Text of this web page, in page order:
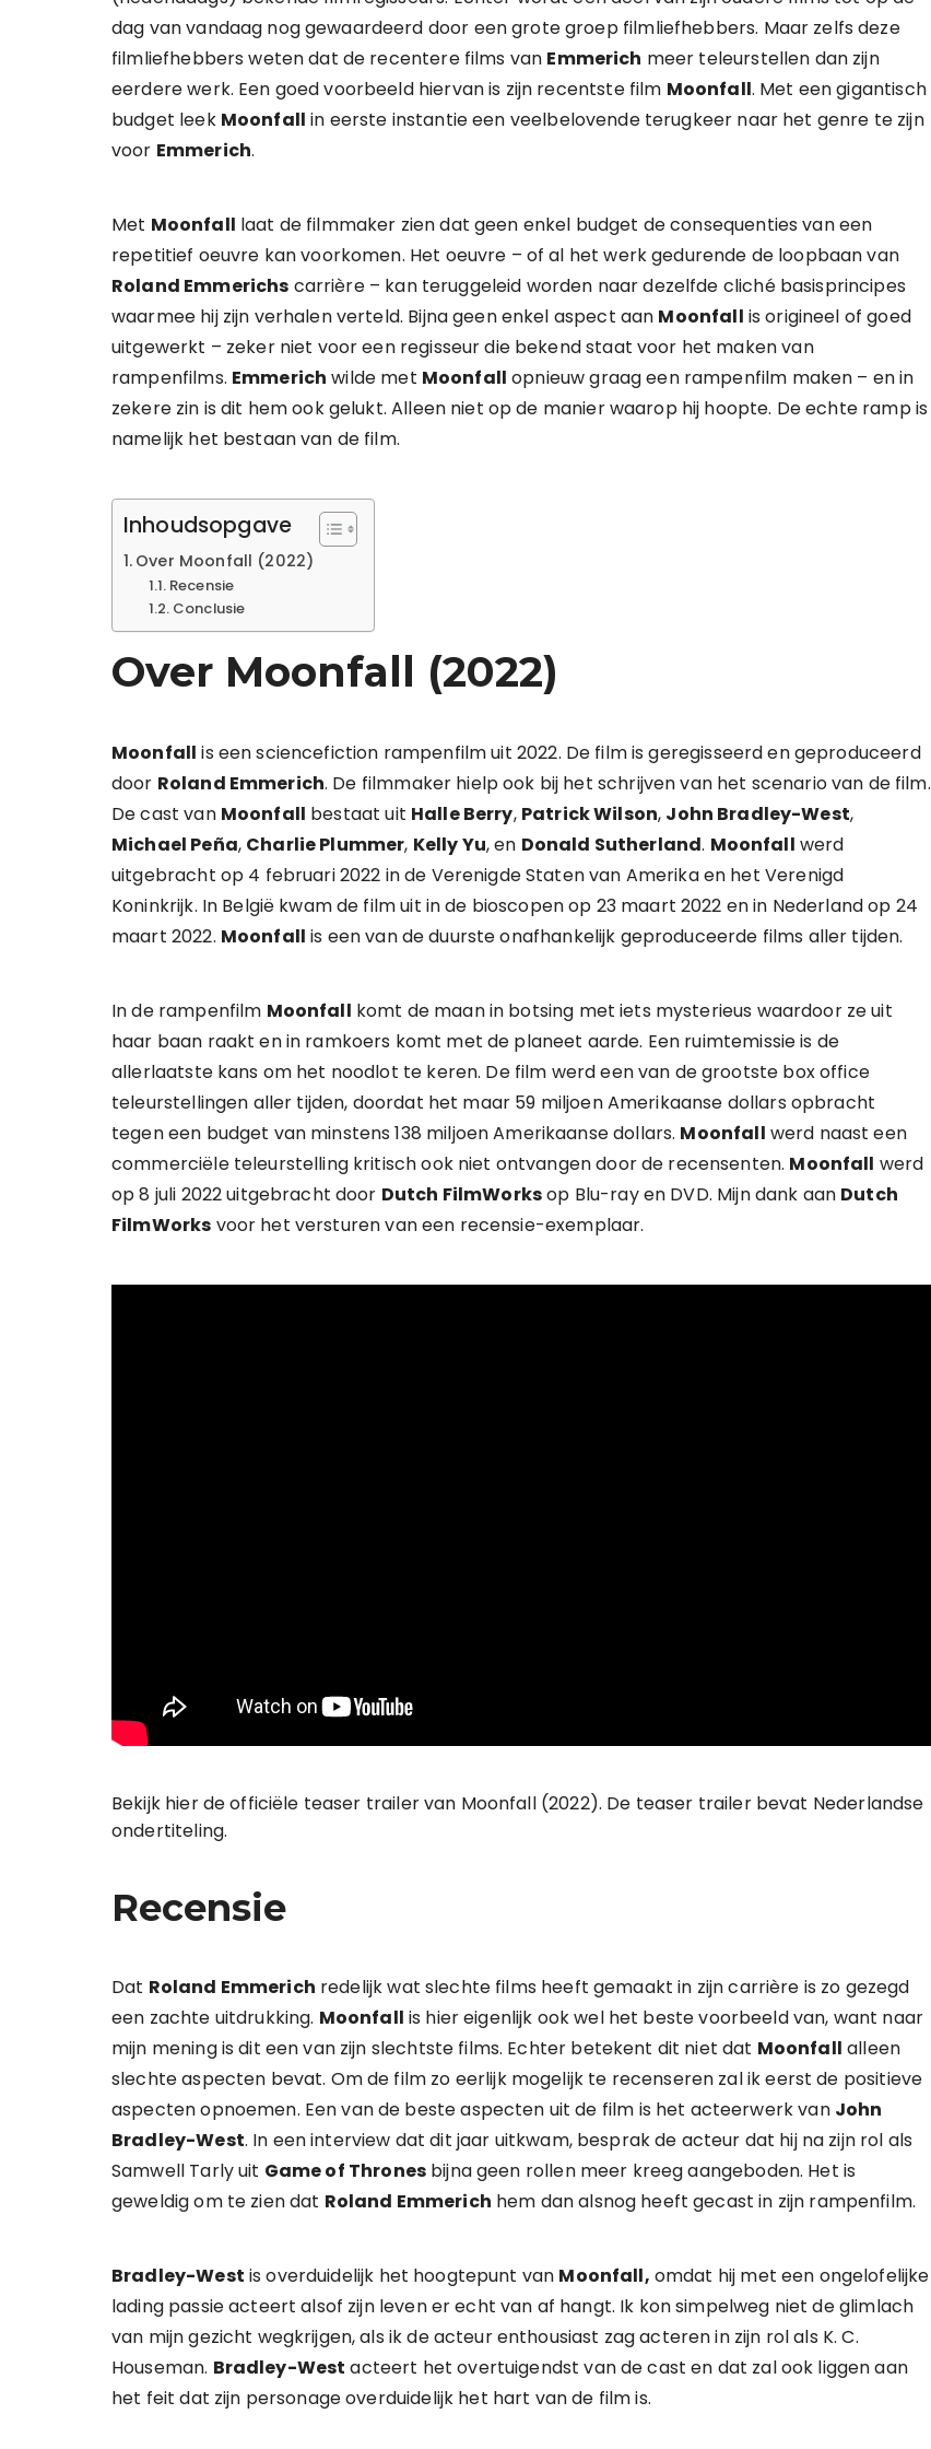
dag van vandaag nog gewaardeerd door een grote groep filmliefhebbers. Maar zelfs deze
filmliefhebbers weten dat de recentere films van Emmerich meer teleurstellen dan zijn
eerdere werk. Een goed voorbeeld hiervan is zijn recentste film Moonfall. Met een gigantisch
budget leek Moonfall in eerste instantie een veelbelovende terugkeer naar het genre te zijn
voor Emmerich.
Met Moonfall laat de filmmaker zien dat geen enkel budget de consequenties van een
repetitief oeuvre kan voorkomen. Het oeuvre – of al het werk gedurende de loopbaan van
Roland Emmerichs carrière – kan teruggeleid worden naar dezelfde cliché basisprincipes
waarmee hij zijn verhalen verteld. Bijna geen enkel aspect aan Moonfall is origineel of goed
uitgewerkt – zeker niet voor een regisseur die bekend staat voor het maken van
rampenfilms. Emmerich wilde met Moonfall opnieuw graag een rampenfilm maken – en in
zekere zin is dit hem ook gelukt. Alleen niet op de manier waarop hij hoopte. De echte ramp is
namelijk het bestaan van de film.
Inhoudsopgave
Over Moonfall (2022)
Recensie
Conclusie
Over Moonfall (2022)
Moonfall is een sciencefiction rampenfilm uit 2022. De film is geregisseerd en geproduceerd
door Roland Emmerich. De filmmaker hielp ook bij het schrijven van het scenario van de film.
De cast van Moonfall bestaat uit Halle Berry, Patrick Wilson, John Bradley-West,
Michael Peña, Charlie Plummer, Kelly Yu, en Donald Sutherland. Moonfall werd
uitgebracht op 4 februari 2022 in de Verenigde Staten van Amerika en het Verenigd
Koninkrijk. In België kwam de film uit in de bioscopen op 23 maart 2022 en in Nederland op 24
maart 2022. Moonfall is een van de duurste onafhankelijk geproduceerde films aller tijden.
In de rampenfilm Moonfall komt de maan in botsing met iets mysterieus waardoor ze uit
haar baan raakt en in ramkoers komt met de planeet aarde. Een ruimtemissie is de
allerlaatste kans om het noodlot te keren. De film werd een van de grootste box office
teleurstellingen aller tijden, doordat het maar 59 miljoen Amerikaanse dollars opbracht
tegen een budget van minstens 138 miljoen Amerikaanse dollars. Moonfall werd naast een
commerciële teleurstelling kritisch ook niet ontvangen door de recensenten. Moonfall werd
op 8 juli 2022 uitgebracht door Dutch FilmWorksop Blu-ray en DVD. Mijn dank aan Dutch
FilmWorks voor het versturen van een recensie-exemplaar.
Bekijk hier de officiële teaser trailer van Moonfall (2022). De teaser trailer bevat Nederlandse
ondertiteling.
Recensie
Dat Roland Emmerich redelijk wat slechte films heeft gemaakt in zijn carrière is zo gezegd
een zachte uitdrukking. Moonfall is hier eigenlijk ook wel het beste voorbeeld van, want naar
mijn mening is dit een van zijn slechtste films. Echter betekent dit niet dat Moonfall alleen
slechte aspecten bevat. Om de film zo eerlijk mogelijk te recenseren zal ik eerst de positieve
aspecten opnoemen. Een van de beste aspecten uit de film is het acteerwerk van John
Bradley-West. In een interview dat dit jaar uitkwam, besprak de acteur dat hij na zijn rol als
Samwell Tarly uit Game of Thronesbijna geen rollen meer kreeg aangeboden. Het is
geweldig om te zien dat Roland Emmerich hem dan alsnog heeft gecast in zijn rampenfilm.
Bradley-West is overduidelijk het hoogtepunt van Moonfall, omdat hij met een ongelofelijke
lading passie acteert alsof zijn leven er echt van af hangt. Ik kon simpelweg niet de glimlach
van mijn gezicht wegkrijgen, als ik de acteur enthousiast zag acteren in zijn rol als K. C.
Houseman. Bradley-West acteert het overtuigendst van de cast en dat zal ook liggen aan
het feit dat zijn personage overduidelijk het hart van de film is.